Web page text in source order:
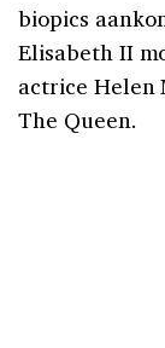
biopics
Elisabeth II
actrice Helen
The Queen.